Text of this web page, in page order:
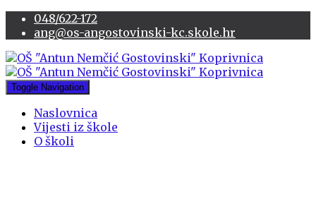
048/622-172
ang@os-angostovinski-kc.skole.hr
Toggle Navigation
Naslovnica
Vijesti iz škole
O školi